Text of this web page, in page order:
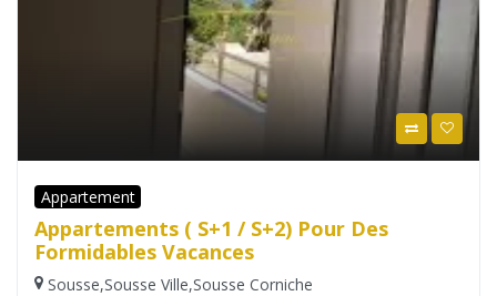
Appartement
Appartements ( S+1 / S+2) Pour Des
Formidables Vacances
Sousse,Sousse Ville,Sousse Corniche